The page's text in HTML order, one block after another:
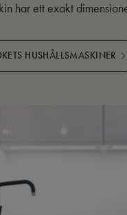
har ett exakt
HUSHÅLLSMASKINER